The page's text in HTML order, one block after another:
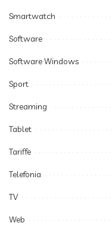
Smartwatch
Software
Software Windows
Sport
Streaming
Tablet
Tariffe
Telefonia
TV
Web